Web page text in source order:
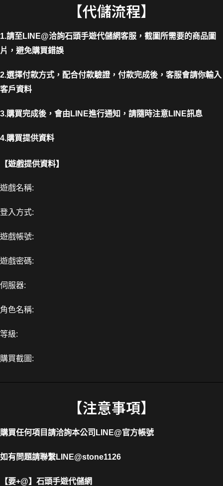
【代儲流程】
1.請至LINE@洽詢石頭手遊代儲網客服，截圖所需要的商品圖
片，避免購買錯誤
2.選擇付款方式，配合付款驗證，付款完成後，客服會請你輸入
客戶資料
3.購買完成後，會由LINE進行通知，請隨時注意LINE訊息
4.購買提供資料
【遊戲提供資料】
遊戲名稱:
登入方式:
遊戲帳號:
遊戲密碼:
伺服器:
角色名稱:
等級:
購買截圖:
【注意事項】
購買任何項目請洽詢本公司 LINE@官方帳號
如有問題請聯繫LINE@stone1126
【要+@】 石頭手遊代儲網